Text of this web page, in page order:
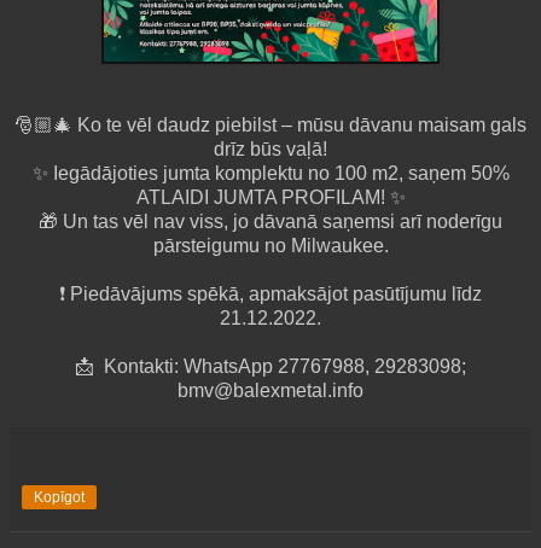
🎅🏼🎄 Ko te vēl daudz piebilst – mūsu dāvanu maisam gals
drīz būs vaļā!
✨ Iegādājoties jumta komplektu no 100 m2, saņem 50%
ATLAIDI JUMTA PROFILAM! ✨
🎁 Un tas vēl nav viss, jo dāvanā saņemsi arī noderīgu
pārsteigumu no Milwaukee.
❗️ Piedāvājums spēkā, apmaksājot pasūtījumu līdz
21.12.2022.
📩 Kontakti: WhatsApp 27767988, 29283098;
bmv@balexmetal.info
Kopīgot